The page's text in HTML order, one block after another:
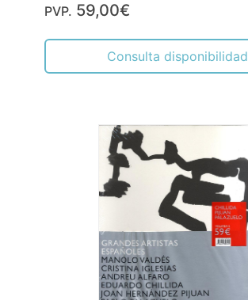
PVP. 59,00€
Consulta disponibilidad